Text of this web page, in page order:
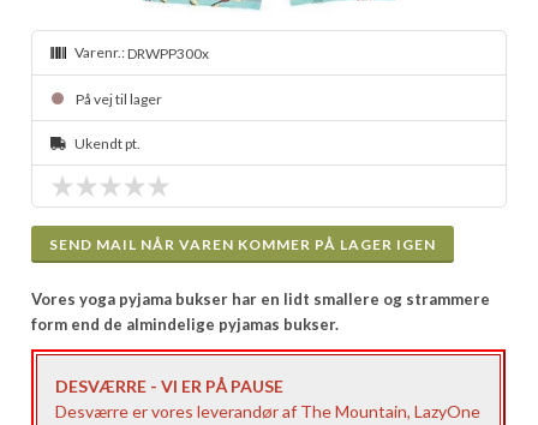
Varenr.:DRWPP300x
På vej til lager
Ukendt pt.
SEND MAIL NÅR VAREN KOMMER PÅ LAGER IGEN
Vores yoga pyjama bukser har en lidt smallere og strammere
form end de almindelige pyjamas bukser.
DESVÆRRE - VI ER PÅ PAUSE
Desværre er vores leverandør af The Mountain, LazyOne